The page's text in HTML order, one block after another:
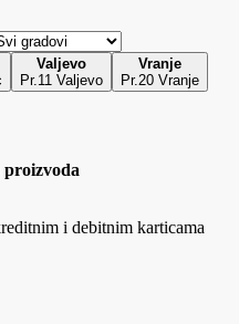
Valjevo
Pr.11 Valjevo
Vranje
Pr.20 Vranje
i debitnim karticama